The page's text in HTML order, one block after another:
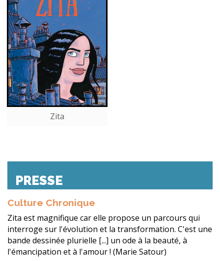
Zita
PRESSE
Culture Chronique
Zita est magnifique car elle propose un parcours qui
interroge sur l'évolution et la transformation. C'est une
bande dessinée plurielle [...] un ode à la beauté, à
l'émancipation et à l'amour ! (Marie Satour)